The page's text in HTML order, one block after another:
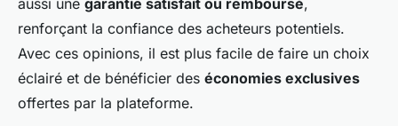
aussi une garantie satisfait ou remboursé,
renforçant la confiance des acheteurs potentiels.
Avec ces opinions, il est plus facile de faire un choix
éclairé et de bénéficier des économies exclusives
offertes par la plateforme.